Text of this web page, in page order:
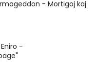
- Mortigoj kaj
-